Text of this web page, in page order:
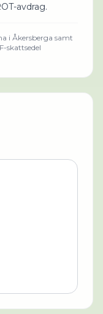
avdrag.
i Åkersberga samt
F-skattsedel